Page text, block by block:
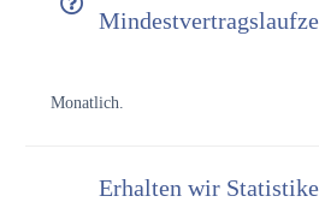
Monatlich.
Erhalten wir